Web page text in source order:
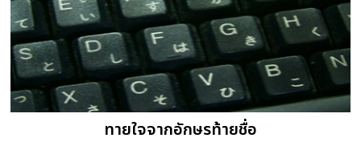
ทายใจจากอักษรท้ายชื่อ